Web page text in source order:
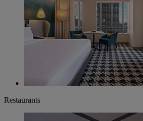
Restaurants